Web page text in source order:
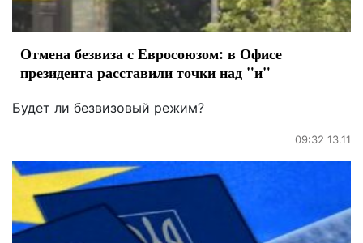
Отмена безвиза с Евросоюзом: в Офисе
президента расставили точки над "и"
Будет ли безвизовый режим?
09:32 13.11